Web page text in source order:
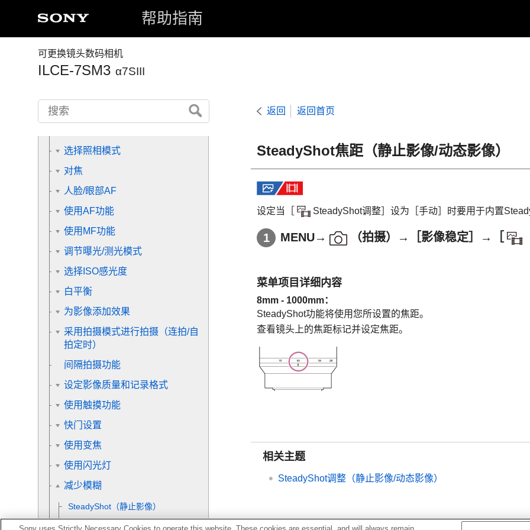
帮助指南
可更换镜头数码相机
ILCE-7SM3 α7SIII
返回 返回首页
SteadyShot焦距（静止影像/动态影像）
设定当 SteadyShot调整］设为 ［手动］ 时要用于内置
MENU→ （拍摄）→ ［影像稳定］ →
菜单项目详细内容
8mm - 1000mm：
SteadyShot功能将使用您所设置的焦距。
查看镜头上的焦距标记并设定焦距。
相关主题
SteadyShot调整 （静止影像/动态影像）
各部分名称
准备相机/基本拍摄操作
从MENU查找功能
使用拍摄功能
选择照相模式
对焦
人脸/眼部AF
使用AF功能
使用MF功能
调节曝光/测光模式
选择ISO感光度
白平衡
为影像添加效果
采用拍摄模式进行拍摄（连拍/自
拍定时）
间隔拍摄功能
设定影像质量和记录格式
使用触摸功能
快门设置
使用变焦
使用闪光灯
减少模糊
SteadyShot（静止影像）